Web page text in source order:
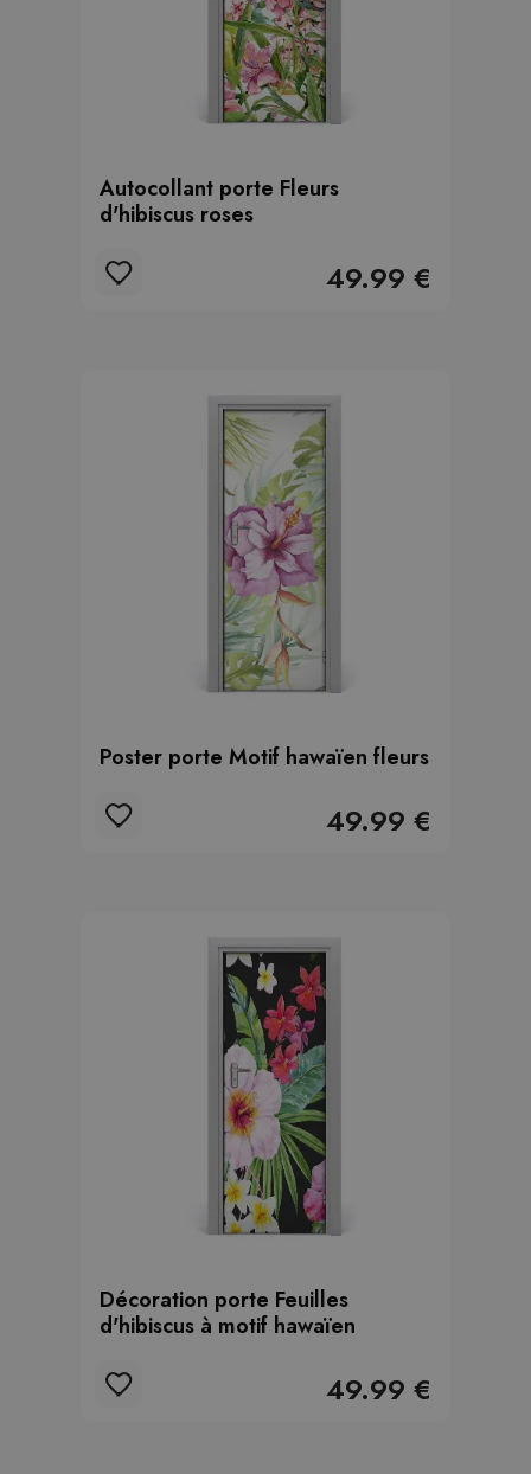
Autocollant porte Fleurs
d'hibiscus roses
49.99 €
Poster porte Motif hawaïen fleurs
49.99 €
Décoration porte Feuilles
d'hibiscus à motif hawaïen
49.99 €